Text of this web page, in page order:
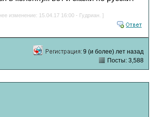
изменение: 15.04.17 16:00 - Гудриан. ]
9 (и более) лет назад
Посты: 3,588